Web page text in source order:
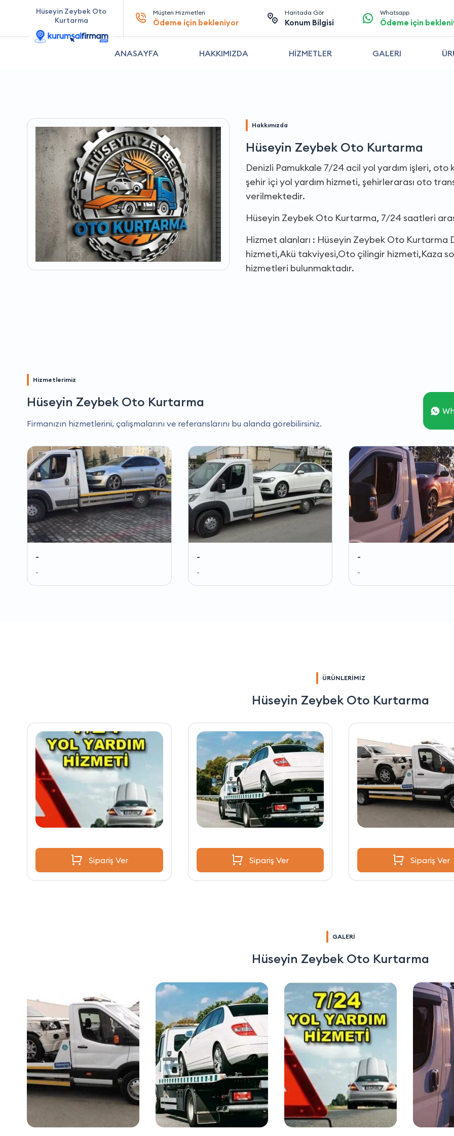
Hüseyin Zeybek Oto
Kurtarma
Müşteri Hizmetleri
Ödeme için bekleniyor
Haritada Gör
Konum Bilgisi
Whatsapp
Ödeme için
ANASAYFA HAKKIMIZDA HİZMETLER GALERI
Hakkımızda
Hüseyin Zeybek Oto Kurtarma
Denizli Pamukkale 7/24 acil yol yardım işleri,
şehir içi yol yardım hizmeti, şehirlerarası oto
verilmektedir.
Hüseyin Zeybek Oto Kurtarma, 7/24 saatleri
Hizmet alanları : Hüseyin Zeybek Oto Kurtarma
hizmeti,Akü takviyesi,Oto çilingir hizmeti,Kaza
hizmetleri bulunmaktadır.
Hizmetlerimiz
Hüseyin Zeybek Oto Kurtarma
Firmanızın hizmetlerini, çalışmalarını ve referanslarını bu alanda görebilirsiniz.
-
-
-
-
-
-
ÜRÜNLERİMİZ
Hüseyin Zeybek Oto Kurtarma
Sipariş Ver Sipariş Ver Sipariş Ver
GALERİ
Hüseyin Zeybek Oto Kurtarma